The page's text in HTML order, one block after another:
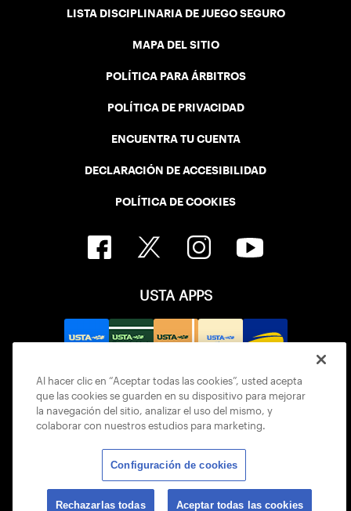
LISTA DISCIPLINARIA DE JUEGO SEGURO
MAPA DEL SITIO
POLÍTICA PARA ÁRBITROS
POLÍTICA DE PRIVACIDAD
ENCUENTRA TU CUENTA
DECLARACIÓN DE ACCESIBILIDAD
POLÍTICA DE COOKIES
USTA APPS
© 2026 USTA ALL RIGHTS RESERVED
Al hacer clic en “Aceptar todas las cookies”, usted acepta
que las cookies se guarden en su dispositivo para mejorar
la navegación del sitio, analizar el uso del mismo, y
colaborar con nuestros estudios para marketing.
Configuración de cookies
Rechazarlas todas Aceptar todas las cookies